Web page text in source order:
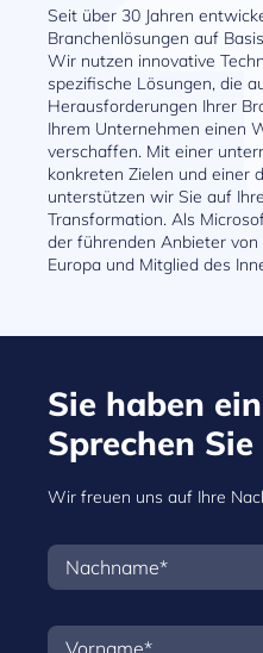
Seit über 30 Jahren
Branchenlösungen auf
Wir nutzen innovative
spezifische Lösungen, die
Herausforderungen Ihrer
Ihrem Unternehmen einen
verschaffen. Mit einer
konkreten Zielen und einer
unterstützen wir Sie auf
Transformation. Als
der führenden Anbieter
Europa und Mitglied des
Sie haben
Sprechen
Wir freuen uns auf Ihre